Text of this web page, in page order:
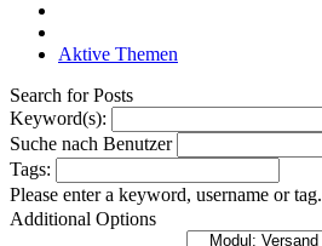
Aktive Themen
Search for Posts
Keyword(s):
Suche nach Benutzer
Tags:
Please enter a keyword, username or tag.
Additional Options